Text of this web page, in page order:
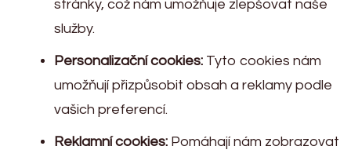
stránky, což nám umožňuje zlepšovat naše
služby.
Personalizační cookies: Tyto cookies nám
umožňují přizpůsobit obsah a reklamy podle
vašich preferencí.
Reklamní cookies: Pomáhají nám zobrazovat